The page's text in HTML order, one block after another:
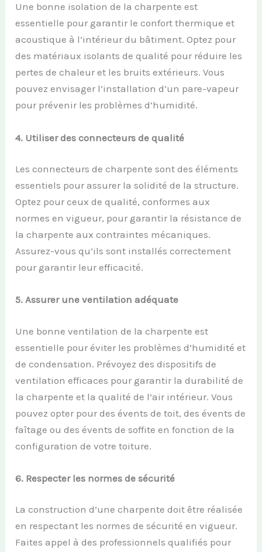
Une bonne isolation de la charpente est
essentielle pour garantir le confort thermique et
acoustique à l’intérieur du bâtiment. Optez pour
des matériaux isolants de qualité pour réduire les
pertes de chaleur et les bruits extérieurs. Vous
pouvez envisager l’installation d’un pare-vapeur
pour prévenir les problèmes d’humidité.
4. Utiliser desconnecteurs dequalité
Les connecteurs de charpente sont des éléments
essentiels pour assurer la solidité de la structure.
Optez pour ceux de qualité, conformes aux
normes en vigueur, pour garantir la résistance de
la charpente aux contraintes mécaniques.
Assurez-vous qu’ils sont installés correctement
pour garantir leur efficacité.
5.Assurer uneventilationadéquate
Une bonne ventilation de la charpente est
essentielle pour éviter les problèmes d’humidité et
de condensation. Prévoyez des dispositifs de
ventilation efficaces pour garantir la durabilité de
la charpente et la qualité de l’air intérieur. Vous
pouvez opter pour des évents de toit, des évents de
faîtage ou des évents de soffite en fonction de la
configuration de votre toiture.
6. Respecter les normes desécurité
La construction d’une charpente doit être réalisée
en respectant les normes de sécurité en vigueur.
Faites appel à des professionnels qualifiés pour